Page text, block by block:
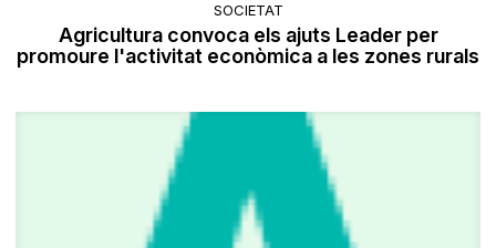
SOCIETAT
Agricultura convoca els ajuts Leader per
promoure l'activitat econòmica a les zones rurals